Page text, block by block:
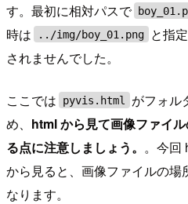
す。最初に相対パスで
時は
../img/boy_01.png
と指
されませんでした。
ここでは pyvis.html
がフォル
め、 html から見て画像ファイ
る点に注意しましょう。 。今回
から見ると、画像ファイルの場
なります。